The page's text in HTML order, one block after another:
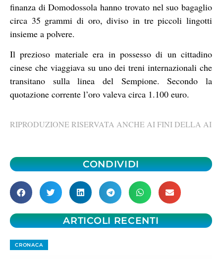
finanza di Domodossola hanno trovato nel suo bagaglio
circa 35 grammi di oro, diviso in tre piccoli lingotti
insieme a polvere.
Il prezioso materiale era in possesso di un cittadino
cinese che viaggiava su uno dei treni internazionali che
transitano sulla linea del Sempione. Secondo la
quotazione corrente l’oro valeva circa 1.100 euro.
RIPRODUZIONE RISERVATA ANCHE AI FINI DELLA AI
CONDIVIDI
ARTICOLI RECENTI
CRONACA